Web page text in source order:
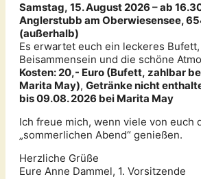
Samstag, 15. August 2026 – ab
Anglerstubb am Oberwiesensee,
(außerhalb)
Es erwartet euch ein leckeres
Beisammensein und die schöne
Kosten: 20,- Euro (Bufett, zahlbar
Marita May), Getränke nicht
bis 09.08. 2026 bei Marita May
Ich freue mich, wenn viele von euch
„sommerlichen Abend“ genießen.
Herzliche Grüße
Eure Anne Dammel, 1. Vorsitzende